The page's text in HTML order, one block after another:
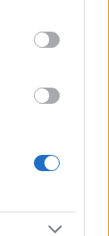
Google